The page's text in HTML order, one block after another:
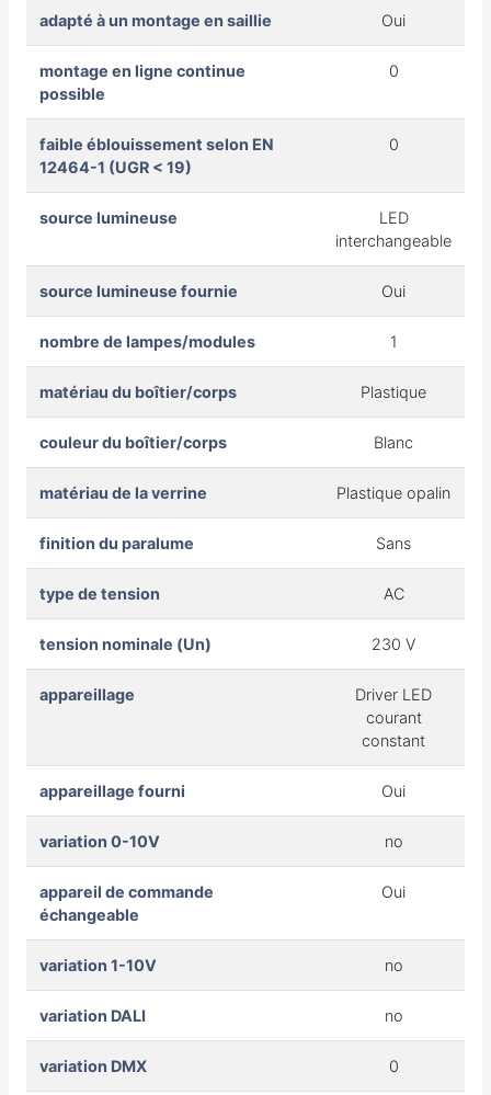
adapté à un montage en saillie Oui
montage en ligne continue
possible
0
faible éblouissement selon EN
12464-1 (UGR < 19)
0
source lumineuse
LED
interchangeable
source lumineuse fournie Oui
nombre de lampes/modules 1
matériau du boîtier/corps Plastique
couleur du boîtier/corps Blanc
matériau de la verrine Plastique opalin
finition du paralume Sans
type de tension AC
tension nominale (Un) 230 V
appareillage
Driver LED
courant
constant
appareillage fourni Oui
variation 0-10V no
appareil de commande
échangeable
Oui
variation 1-10V no
variation DALI no
variation DMX 0